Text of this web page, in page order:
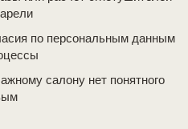
по персональным данным
салону нет понятного